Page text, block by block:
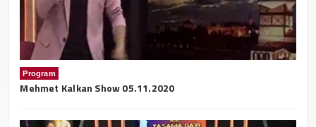
Program
Mehmet Kalkan Show 05.11.2020